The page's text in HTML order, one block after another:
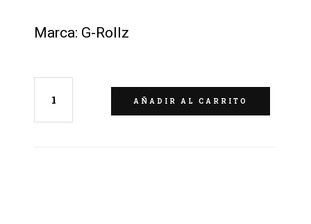
Marca: G-Rollz
AÑADIR AL CARRITO